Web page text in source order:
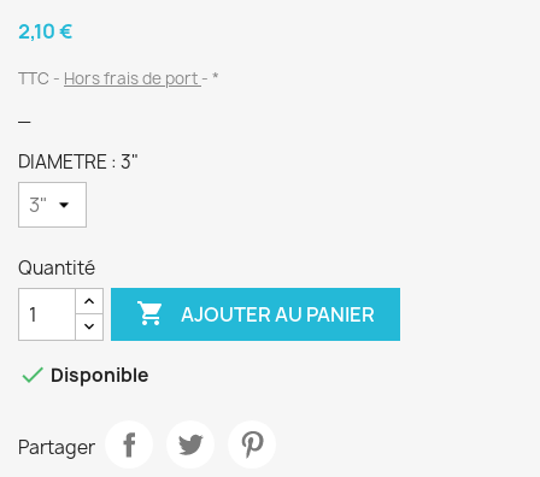
2,10 €
TTC Hors frais de port *
DIAMETRE : 3"
Quantité
 AJOUTER AU PANIER
 Disponible
Partager